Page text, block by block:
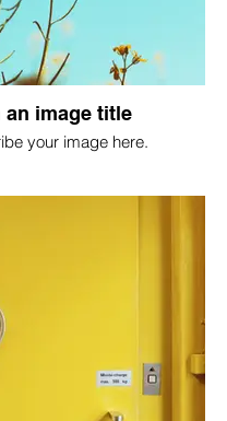
an image title
your image here.